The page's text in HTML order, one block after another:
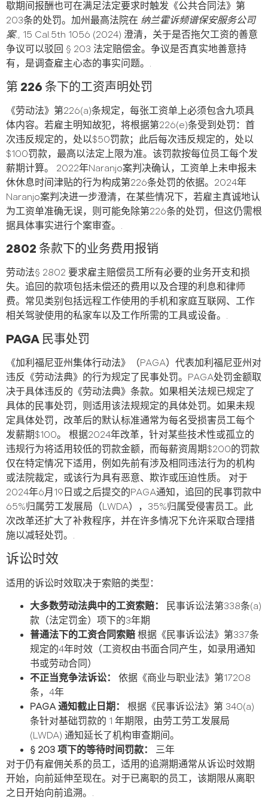
歇期间报酬也可在满足法定要求时触发《公共合同法》第
203条的处罚。加州最高法院在 纳兰霍诉频谱保安服务公司
案., 15 Cal.5th 1056 (2024) 澄清，关于是否拖欠工资的善意
争议可以驳回 § 203 法定赔偿金。争议是否真实地善意持
有，是调查雇主心态的事实问题。.
第 226 条下的工资声明处罚
《劳动法》第226(a)条规定，每张工资单上必须包含九项具
体内容。若雇主明知故犯，将根据第226(e)条受到处罚：首
次违反规定的，处以$50罚款；此后每次违反规定的，处以
$100罚款，最高以法定上限为准。该罚款按每位员工每个发
薪期计算。 2022年Naranjo案判决确认，工资单上未申报未
休休息时间津贴的行为构成第226条处罚的依据。2024年
Naranjo案判决进一步澄清，在某些情况下，若雇主真诚地认
为工资单准确无误，则可能免除第226条的处罚，但这仍需根
据具体事实进行个案审查。.
2802 条款下的业务费用报销
劳动法§ 2802 要求雇主赔偿员工所有必要的业务开支和损
失。追回的款项包括未偿还的费用以及合理的利息和律师
费。常见类别包括远程工作使用的手机和家庭互联网、工作
相关驾驶使用的私家车以及工作所需的工具或设备。.
PAGA 民事处罚
《加利福尼亚州集体行动法》（PAGA）代表加利福尼亚州对
违反《劳动法典》的行为规定了民事处罚。PAGA处罚金额取
决于具体违反的《劳动法典》条款。如果相关法规已规定了
具体的民事处罚，则适用该法规规定的具体处罚。如果未规
定具体处罚，改革后的默认标准通常为每名受损害员工每个
发薪期$100。 根据2024年改革，针对某些技术性或孤立的
违规行为将适用较低的罚款金额，而每薪资周期$200的罚款
仅在特定情况下适用，例如先前有涉及相同违法行为的机构
或法院裁定，或该行为具有恶意、欺诈或压迫性质。 对于
2024年6月19日或之后提交的PAGA通知，追回的民事罚款中
65%归属劳工发展局（LWDA），35%归属受侵害员工。此
次改革还扩大了补救程序，并在许多情况下允许采取合理措
施以减轻处罚。.
诉讼时效
适用的诉讼时效取决于索赔的类型：
大多数劳动法典中的工资索赔：
民事诉讼法第338条(a)
款（法定罚金）项下的3年期
普通法下的工资合同索赔 根据《民事诉讼法》第337条
规定的4年时效（工资权由书面合同产生，如录用通知
书或劳动合同）
不正当竞争法诉讼：
依据《商业与职业法》第17208
条，4年
PAGA 通知截止日期：
根据《民事诉讼法》第 340(a)
条针对基础罚款的 1 年期限，由劳工劳工发展局
(LWDA) 通知延长了机构审查期间。
§ 203 项下的等待时间罚款：
三年
对于仍有雇佣关系的员工，适用的追溯期通常从诉讼时效期
开始，向前延伸至现在。对于已离职的员工，该期限从离职
之日开始向前追溯。.